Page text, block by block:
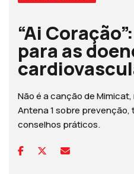
“Ai
para as
Não é a canção de
Antena 1 sobre
conselhos práticos.